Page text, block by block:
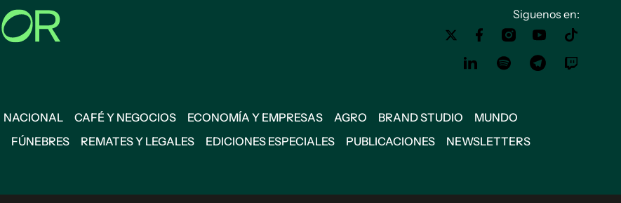
Siguenos en:
NACIONAL CAFÉ Y NEGOCIOS ECONOMÍA Y EMPRESAS AGRO BRAND STUDIO
MUNDO
FÚNEBRES REMATES Y LEGALES EDICIONES ESPECIALES PUBLICACIONES
NEWSLETTERS